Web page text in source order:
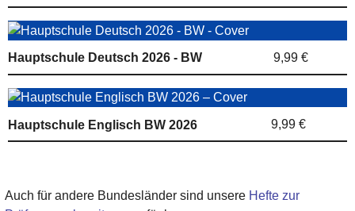
Hauptschule Deutsch 2026 - BW 9,99 €
Hauptschule Englisch BW 2026 9,99 €
Auch für andere Bundesländer sind unsere Hefte zur